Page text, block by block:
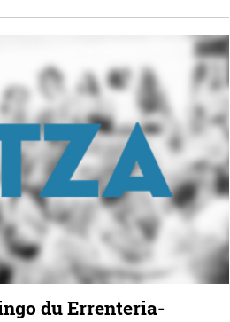
du Errenteria-